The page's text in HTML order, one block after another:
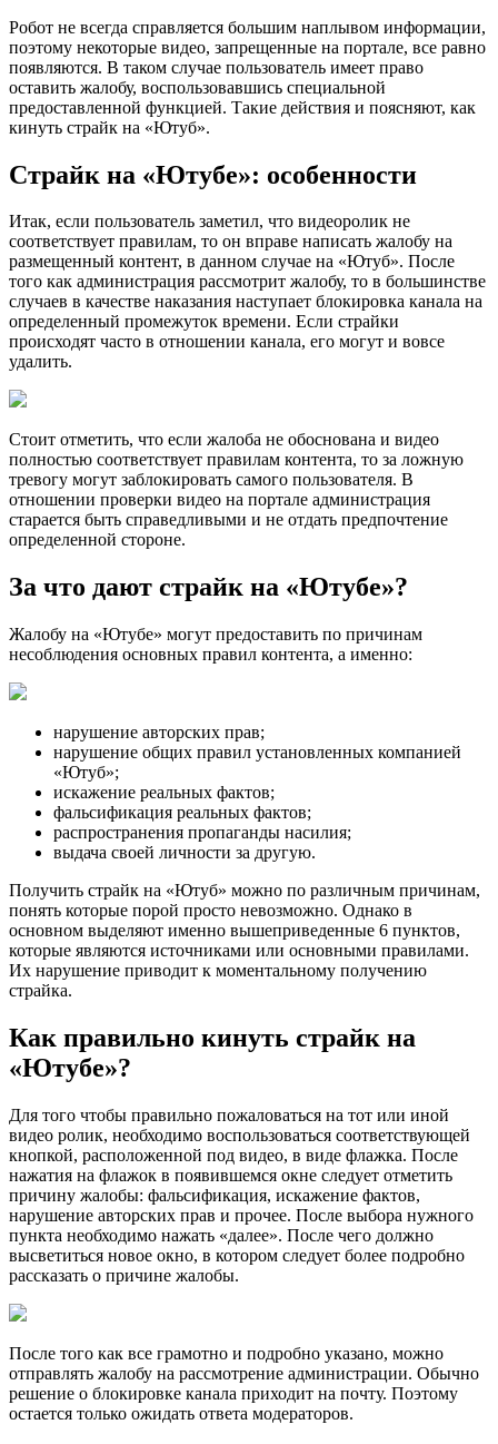
Робот не всегда справляется большим наплывом информации,
поэтому некоторые видео, запрещенные на портале, все равно
появляются. В таком случае пользователь имеет право
оставить жалобу, воспользовавшись специальной
предоставленной функцией. Такие действия и поясняют, как
кинуть страйк на «Ютуб».
Страйк на «Ютубе»: особенности
Итак, если пользователь заметил, что видеоролик не
соответствует правилам, то он вправе написать жалобу на
размещенный контент, в данном случае на «Ютуб». После
того как администрация рассмотрит жалобу, то в большинстве
случаев в качестве наказания наступает блокировка канала на
определенный промежуток времени. Если страйки
происходят часто в отношении канала, его могут и вовсе
удалить.
Стоит отметить, что если жалоба не обоснована и видео
полностью соответствует правилам контента, то за ложную
тревогу могут заблокировать самого пользователя. В
отношении проверки видео на портале администрация
старается быть справедливыми и не отдать предпочтение
определенной стороне.
За что дают страйк на «Ютубе»?
Жалобу на «Ютубе» могут предоставить по причинам
несоблюдения основных правил контента, а именно:
нарушение авторских прав;
нарушение общих правил установленных компанией
«Ютуб»;
искажение реальных фактов;
фальсификация реальных фактов;
распространения пропаганды насилия;
выдача своей личности за другую.
Получить страйк на «Ютуб» можно по различным причинам,
понять которые порой просто невозможно. Однако в
основном выделяют именно вышеприведенные 6 пунктов,
которые являются источниками или основными правилами.
Их нарушение приводит к моментальному получению
страйка.
Как правильно кинуть страйк на
«Ютубе»?
Для того чтобы правильно пожаловаться на тот или иной
видео ролик, необходимо воспользоваться соответствующей
кнопкой, расположенной под видео, в виде флажка. После
нажатия на флажок в появившемся окне следует отметить
причину жалобы: фальсификация, искажение фактов,
нарушение авторских прав и прочее. После выбора нужного
пункта необходимо нажать «далее». После чего должно
высветиться новое окно, в котором следует более подробно
рассказать о причине жалобы.
После того как все грамотно и подробно указано, можно
отправлять жалобу на рассмотрение администрации. Обычно
решение о блокировке канала приходит на почту. Поэтому
остается только ожидать ответа модераторов.